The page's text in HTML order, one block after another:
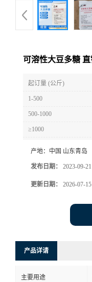
可溶性大豆多糖
起订量 (公斤)
1-500
500-1000
≥1000
产地： 中国 山东青岛
发布日期： 2023-09-21
更新日期： 2026-07-15
产品详请
主要用途